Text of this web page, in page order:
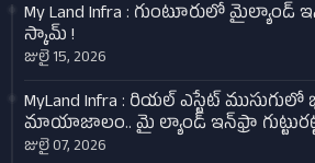
My Land Infra : గుంటూరులో
స్కామ్ !
జులై 15, 2026
MyLand Infra : రియల్ ఎస్టేట్
మాయాజాలం.. మై ల్యాండ్ ఇన్‌ఫ్రా
జులై 07, 2026